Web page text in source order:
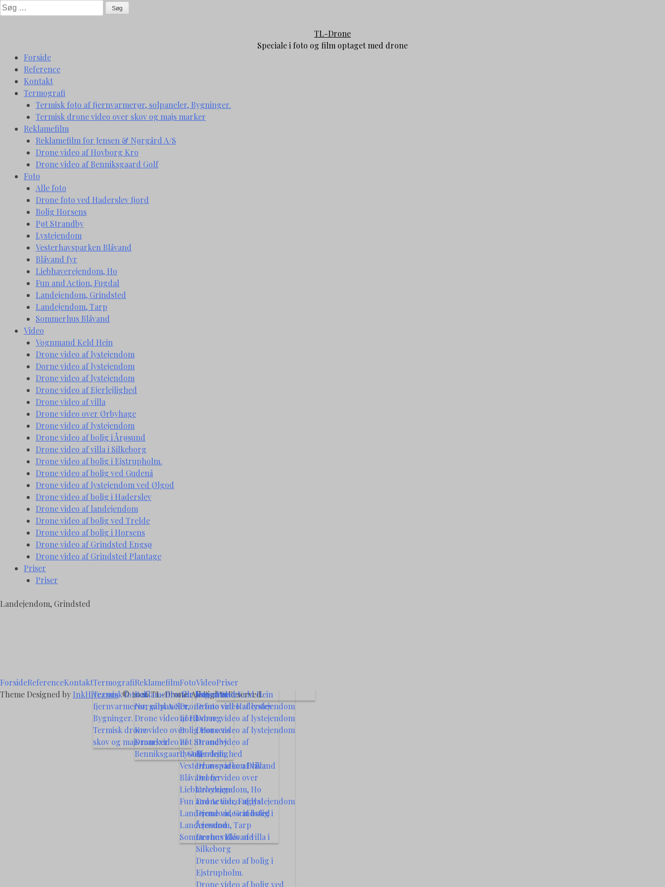
Skip
to
Søg
efter:
TL-Drone
Speciale i foto og film optaget med drone
Forside
Reference
Kontakt
Termografi
Termisk foto af fjernvarmerør, solpaneler, Bygninger.
Termisk drone video over skov og majs marker
Reklamefilm
Reklamefilm for Jensen & Nørgård A/S
Drone video af Hovborg Kro
Drone video af Benniksgaard Golf
Foto
Alle foto
Drone foto ved Haderslev fjord
Bolig Horsens
Pøt Strandby
Lystejendom
Vesterhavsparken Blåvand
Blåvand fyr
Liebhaverejendom, Ho
Fun and Action, Fugdal
Landejendom, Grindsted
Landejendom, Tarp
Sommerhus Blåvand
Video
Vognmand Keld Hein
Drone video af lystejendom
Dorne video af lystejendom
Drone video af lystejendom
Drone video af Ejerlejlighed
Drone video af villa
Drone video over Ørbyhage
Drone video af lystejendom
Drone video af bolig i Årøsund
Drone video af villa i Silkeborg
Drone video af bolig i Ejstrupholm.
Drone video af bolig ved Gudenå
Drone video af lystejendom ved Ølgod
Drone video af bolig i Haderslev
Drone video af landejendom
Drone video af bolig ved Trelde
Drone video af bolig i Horsens
Drone video af Grindsted Engsø
Drone video af Grindsted Plantage
Priser
Priser
Landejendom, Grindsted
ForsideReferenceKontaktTermografi
Termisk foto af
fjernvarmerør, solpaneler,
Bygninger.
Termisk drone video over
skov og majs marker
Reklamefilm
Reklamefilm for Jensen &
Nørgård A/S
Drone video af Hovborg
Kro
Drone video af
Benniksgaard Golf
Foto
Alle foto
Drone foto ved Haderslev
fjord
Bolig Horsens
Pøt Strandby
Lystejendom
Vesterhavsparken Blåvand
Blåvand fyr
Liebhaverejendom, Ho
Fun and Action, Fugdal
Landejendom, Grindsted
Landejendom, Tarp
Sommerhus Blåvand
Video
Vognmand Keld Hein
Drone video af lystejendom
Dorne video af lystejendom
Drone video af lystejendom
Drone video af
Ejerlejlighed
Drone video af villa
Drone video over
Ørbyhage
Drone video af lystejendom
Drone video af bolig i
Årøsund
Drone video af villa i
Silkeborg
Drone video af bolig i
Ejstrupholm.
Drone video af bolig ved
Priser
Priser
Theme Designed by InkHive.com.© 2026 TL-Drone. All Rights Reserved.